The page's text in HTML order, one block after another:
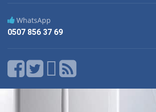
WhatsApp
0507 856 37 69